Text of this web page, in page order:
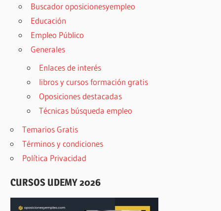
Buscador oposicionesyempleo
Educación
Empleo Público
Generales
Enlaces de interés
libros y cursos formación gratis
Oposiciones destacadas
Técnicas búsqueda empleo
Temarios Gratis
Términos y condiciones
Política Privacidad
CURSOS UDEMY 2026